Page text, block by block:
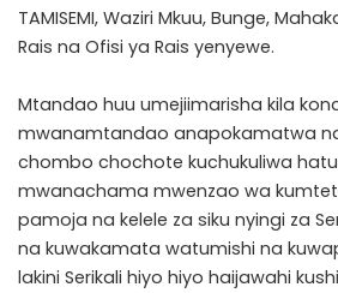
TAMISEMI, Waziri Mkuu, Bunge,
Rais na Ofisi ya Rais yenyewe.
Mtandao huu umejiimarisha kila
mwanamtandao anapokamatwa
chombo chochote kuchukuliwa
mwanachama mwenzao wa
pamoja na kelele za siku nyingi za
na kuwakamata watumishi na
lakini Serikali hiyo hiyo haijawahi